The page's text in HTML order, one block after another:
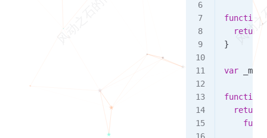
function
  return
}
var
function
  return